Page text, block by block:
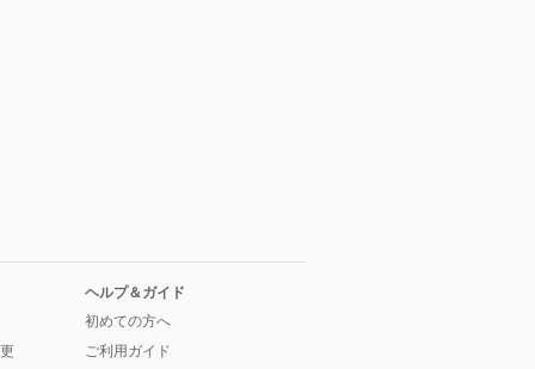
ヘルプ＆ガイド
初めての方へ
ご利用ガイド